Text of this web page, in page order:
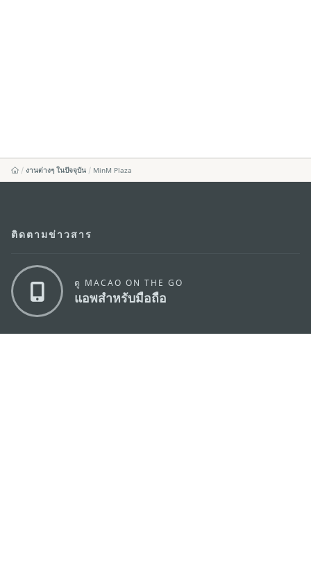
งานต่างๆ ในปัจจุบัน MinM Plaza
ติดตามข่าวสาร
ดู MACAO ON THE GO
แอพสำหรับมือถือ